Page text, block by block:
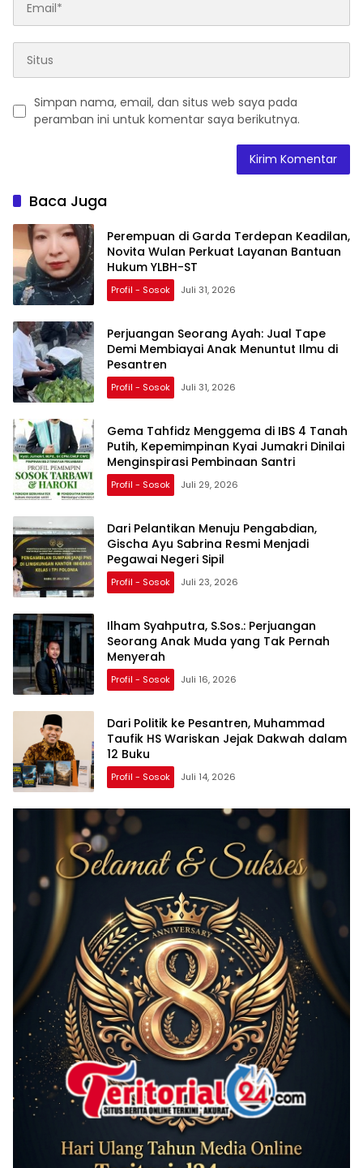
Simpan nama, email, dan situs web saya pada
peramban ini untuk komentar saya berikutnya.
Baca Juga
Perempuan di Garda Terdepan Keadilan,
Novita Wulan Perkuat Layanan Bantuan
Hukum YLBH-ST
Profil - Sosok Juli 31, 2026
Perjuangan Seorang Ayah: Jual Tape
Demi Membiayai Anak Menuntut Ilmu di
Pesantren
Profil - Sosok Juli 31, 2026
Gema Tahfidz Menggema di IBS 4 Tanah
Putih, Kepemimpinan Kyai Jumakri Dinilai
Menginspirasi Pembinaan Santri
Profil - Sosok Juli 29, 2026
Dari Pelantikan Menuju Pengabdian,
Gischa Ayu Sabrina Resmi Menjadi
Pegawai Negeri Sipil
Profil - Sosok Juli 23, 2026
Ilham Syahputra, S.Sos.: Perjuangan
Seorang Anak Muda yang Tak Pernah
Menyerah
Profil - Sosok Juli 16, 2026
Dari Politik ke Pesantren, Muhammad
Taufik HS Wariskan Jejak Dakwah dalam
12 Buku
Profil - Sosok Juli 14, 2026